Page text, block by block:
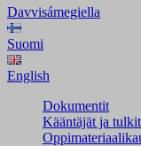
Davvisámegiella
Suomi
English
Dokumentit
Kääntäjät ja tulkit